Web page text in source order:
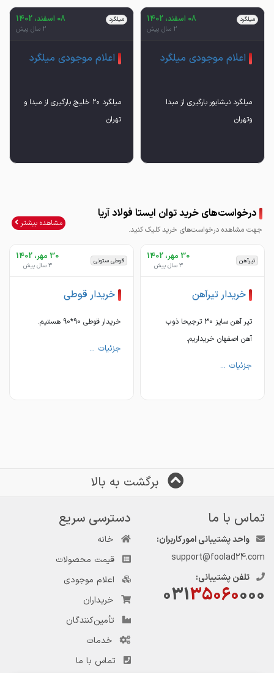
میلگرد 08 اسفند، 1402
2 سال پیش
اعلام موجودی میلگرد
میلگرد نیشابور بارگیری از مبدا
وتهران
میلگرد 08 اسفند، 1402
2 سال پیش
اعلام موجودی میلگرد
میلگرد ۲۰ خلیج بارگیری از مبدا و
تهران
درخواست‌های خرید توان ایستا فولاد آریا
جهت مشاهده درخواست‌های خرید کلیک کنید.
مشاهده بیشتر
تیرآهن 30 مهر، 1402
3 سال پیش
خریدار تیرآهن
تیر آهن سایز 30 ترجیحا ذوب
آهن اصفهان خریداریم.
جزئیات ...
قوطی ستونی 30 مهر، 1402
3 سال پیش
خریدار قوطی
خریدار قوطی 90*90 هستیم.
جزئیات ...
برگشت به بالا
تماس با ما
واحد پشتیبانی امور کاربران:
support@foolad24.com
تلفن پشتیبانی:
03135060000
دسترسی سریع
خانه
قیمت محصولات
اعلام موجودی
خریداران
تأمین‌کنندگان
خدمات
تماس با ما